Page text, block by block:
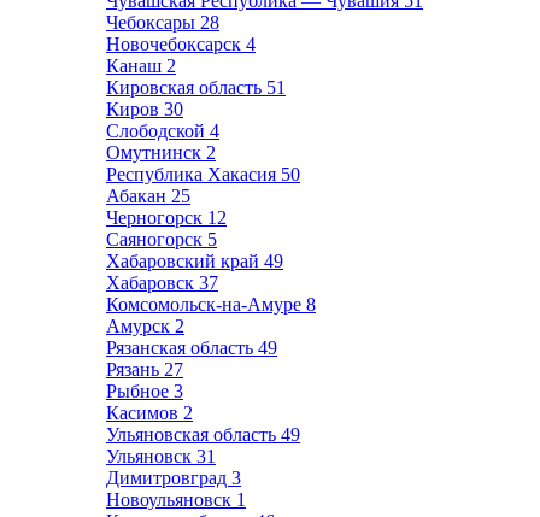
Чебоксары 28
Новочебоксарск 4
Канаш 2
Кировская область 51
Киров 30
Слободской 4
Омутнинск 2
Республика Хакасия 50
Абакан 25
Черногорск 12
Саяногорск 5
Хабаровский край 49
Хабаровск 37
Комсомольск-на-Амуре 8
Амурск 2
Рязанская область 49
Рязань 27
Рыбное 3
Касимов 2
Ульяновская область 49
Ульяновск 31
Димитровград 3
Новоульяновск 1